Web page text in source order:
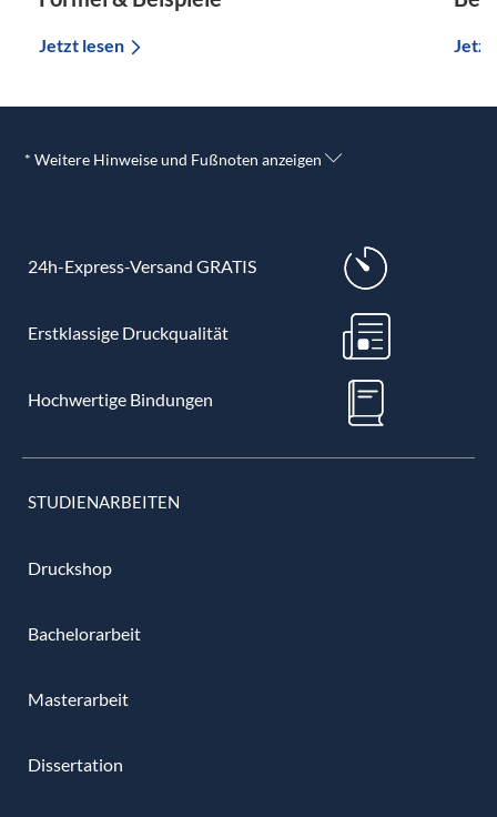
Jetzt lesen Jetzt
* Weitere Hinweise und Fußnoten anzeigen
24h-Express-Versand GRATIS
Erstklassige Druckqualität
Hochwertige Bindungen
STUDIENARBEITEN
Druckshop
Bachelorarbeit
Masterarbeit
Dissertation